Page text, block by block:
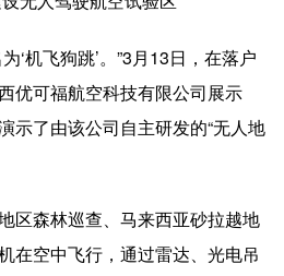
时政 人事
网评 港澳
体育 文化
机飞狗跳’。”3月13日，在落户
优可福航空科技有限公司展示
示了由该公司自主研发的“无人地
森林巡查、马来西亚砂拉越地
在空中飞行，通过雷达、光电吊